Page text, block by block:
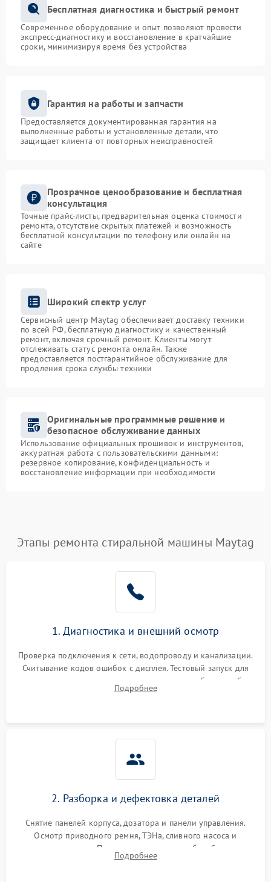
Бесплатная диагностика и быстрый ремонт
Современное оборудование и опыт позволяют провести
экспресс-диагностику и восстановление в кратчайшие
сроки, минимизируя время без устройства
Гарантия на работы и запчасти
Предоставляется документированная гарантия на
выполненные работы и установленные детали, что
защищает клиента от повторных неисправностей
Прозрачное ценообразование и бесплатная
консультация
Точные прайс-листы, предварительная оценка стоимости
ремонта, отсутствие скрытых платежей и возможность
бесплатной консультации по телефону или онлайн на
сайте
Широкий спектр услуг
Сервисный центр Maytag обеспечивает доставку техники
по всей РФ, бесплатную диагностику и качественный
ремонт, включая срочный ремонт. Клиенты могут
отслеживать статус ремонта онлайн. Также
предоставляется постгарантийное обслуживание для
продления срока службы техники
Оригинальные программные решение и
безопасное обслуживание данных
Использование официальных прошивок и инструментов,
аккуратная работа с пользовательскими данными:
резервное копирование, конфиденциальность и
восстановление информации при необходимости
Этапы ремонта стиральной машины Maytag
1. Диагностика и внешний осмотр
Проверка подключения к сети, водопроводу и канализации.
Считывание кодов ошибок с дисплея. Тестовый запуск для
выявления посторонних шумов, протечек или сбоев в работе
электронного модуля управления.
Подробнее
2. Разборка и дефектовка деталей
Снятие панелей корпуса, дозатора и панели управления.
Осмотр приводного ремня, ТЭНа, сливного насоса и
амортизаторов. Проверка подшипников барабана и
крестовины на износ, а манжеты люка на разрывы.
Подробнее